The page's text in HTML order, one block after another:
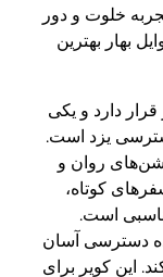
خلوت و دور
بهار بهترین
دارد و یکی
یزد است.
شن‌های روان و
کوتاه،
است.
دسترسی آسان
این کویر برای